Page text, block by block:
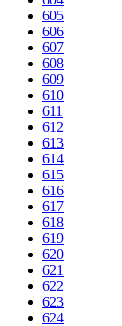
605
606
607
608
609
610
611
612
613
614
615
616
617
618
619
620
621
622
623
624